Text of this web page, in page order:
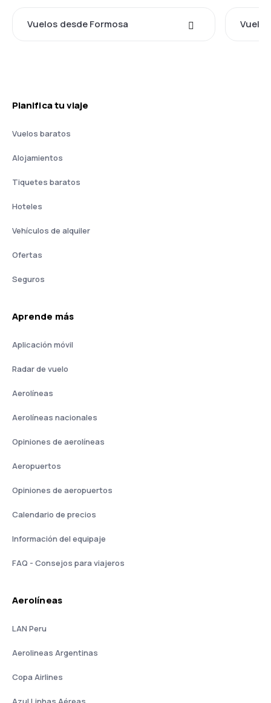
Vuelos desde Formosa
Planifica tu viaje
Vuelos baratos
Alojamientos
Tiquetes baratos
Hoteles
Vehículos de alquiler
Ofertas
Seguros
Aprende más
Aplicación móvil
Radar de vuelo
Aerolíneas
Aerolíneas nacionales
Opiniones de aerolíneas
Aeropuertos
Opiniones de aeropuertos
Calendario de precios
Información del equipaje
FAQ - Consejos para viajeros
Aerolíneas
LAN Peru
Aerolineas Argentinas
Copa Airlines